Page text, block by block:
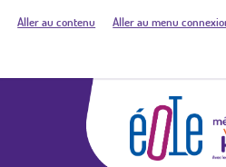
Aller au contenu Aller au menu